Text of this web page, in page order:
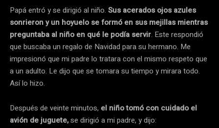
Papá entró y se dirigió al niño. Sus acerados ojos azules
sonrieron y un hoyuelo se formó en sus mejillas mientras
preguntaba al niño en qué le podía servir. Este respondió
que buscaba un regalo de Navidad para su hermano. Me
impresionó que mi padre lo tratara con el mismo respeto que
a un adulto. Le dijo que se tomara su tiempo y mirara todo.
Así lo hizo.
Después de veinte minutos, el niño tomó con cuidado el
avión de juguete,se dirigió a mi padre, y dijo: